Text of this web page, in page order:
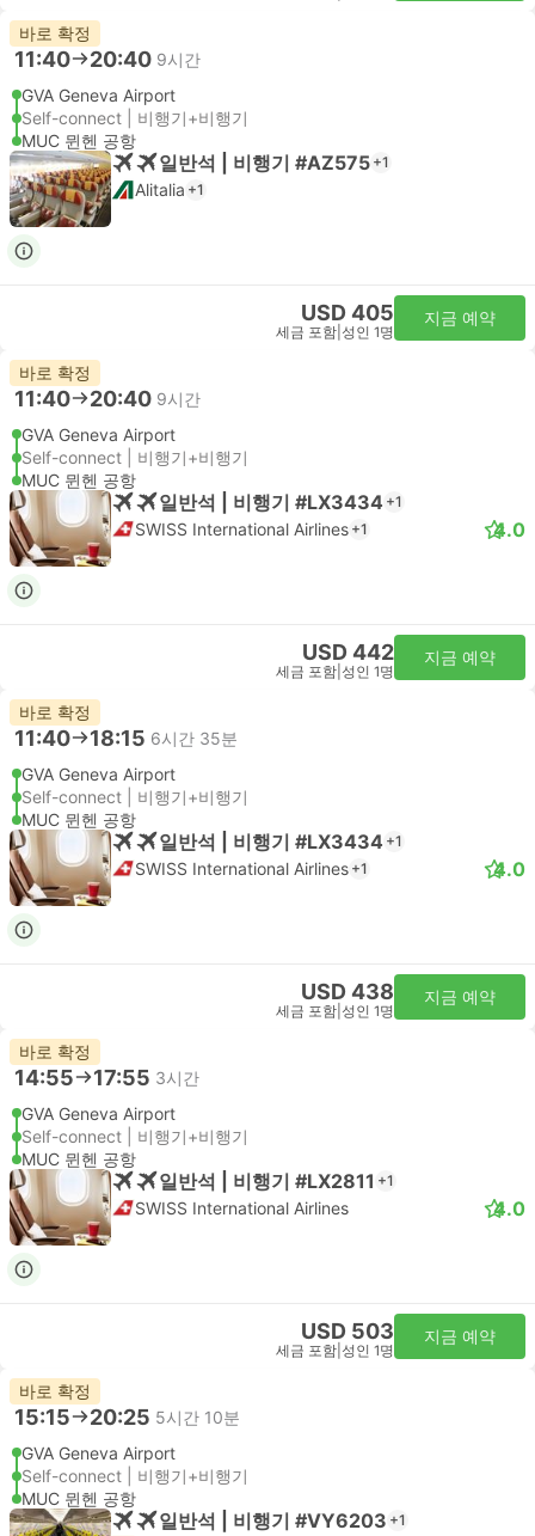
바로 확정
11:40 20:40 9시간
GVA Geneva Airport
Self-connect | 비행기+비행기
MUC 뮌헨 공항
일반석 | 비행기 #AZ575 +1
Alitalia +1
USD 405
세금 포함 성인 1명
지금 예약
바로 확정
11:40 20:40 9시간
GVA Geneva Airport
Self-connect | 비행기+비행기
MUC 뮌헨 공항
일반석 | 비행기 #LX3434 +1
SWISS International Airlines +1 4.0
USD 442
세금 포함 성인 1명
지금 예약
바로 확정
11:40 18:15 6시간 35분
GVA Geneva Airport
Self-connect | 비행기+비행기
MUC 뮌헨 공항
일반석 | 비행기 #LX3434 +1
SWISS International Airlines +1 4.0
USD 438
세금 포함 성인 1명
지금 예약
바로 확정
14:55 17:55 3시간
GVA Geneva Airport
Self-connect | 비행기+비행기
MUC 뮌헨 공항
일반석 | 비행기 #LX2811 +1
SWISS International Airlines 4.0
USD 503
세금 포함 성인 1명
지금 예약
바로 확정
15:15 20:25 5시간 10분
GVA Geneva Airport
Self-connect | 비행기+비행기
MUC 뮌헨 공항
일반석 | 비행기 #VY6203 +1